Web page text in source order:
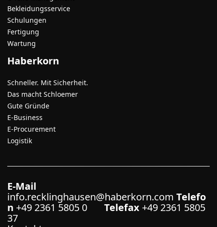
Bekleidungsservice
Schulungen
Fertigung
Wartung
Haberkorn
Schneller. Mit Sicherheit.
Das macht Schloemer
Gute Gründe
E-Business
E-Procurement
Logistik
E-Mail
info.recklinghausen@haberkorn.com Telefo
n +49 2361 5805 0 Telefax +49 2361 5805
37